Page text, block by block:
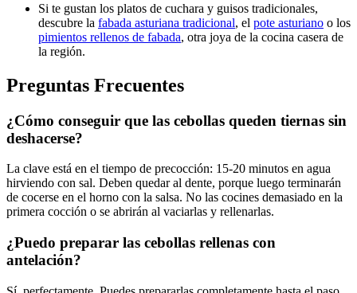
Si te gustan los platos de cuchara y guisos tradicionales,
descubre la fabada asturiana tradicional, el pote asturiano o los
pimientos rellenos de fabada, otra joya de la cocina casera de
la región.
Preguntas Frecuentes
¿Cómo conseguir que las cebollas queden tiernas sin
deshacerse?
La clave está en el tiempo de precocción: 15-20 minutos en agua
hirviendo con sal. Deben quedar al dente, porque luego terminarán
de cocerse en el horno con la salsa. No las cocines demasiado en la
primera cocción o se abrirán al vaciarlas y rellenarlas.
¿Puedo preparar las cebollas rellenas con
antelación?